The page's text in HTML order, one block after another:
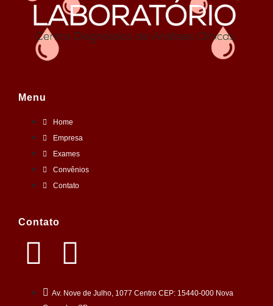
Menu
Home
Empresa
Exames
Convênios
Contato
Contato
Av. Nove de Julho, 1077 Centro CEP: 15440-000 Nova